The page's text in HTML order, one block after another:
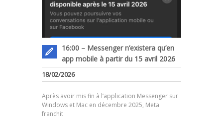
16:00 – Messenger n’existera qu’en
app mobile à partir du 15 avril 2026
18/02/2026
Après avoir mis fin à l’application Messenger sur
Windows et Mac en décembre 2025, Meta
franchit